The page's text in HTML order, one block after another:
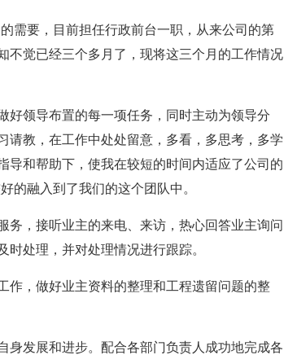
要，目前担任行政前台一职，从来公司的第
不觉已经三个多月了，现将这三个月的工作情况
领导布置的每一项任务，同时主动为领导分
请教，在工作中处处留意，多看，多思考，多学
导和帮助下，使我在较短的时间内适应了公司的
的融入到了我们的这个团队中。
，接听业主的来电、来访，热心回答业主询问
处理，并对处理情况进行跟踪。
，做好业主资料的整理和工程遗留问题的整
发展和进步。配合各部门负责人成功地完成各